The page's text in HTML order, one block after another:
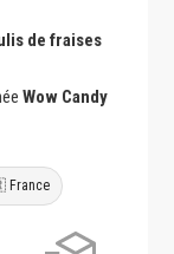
de fraises
Wow Candy